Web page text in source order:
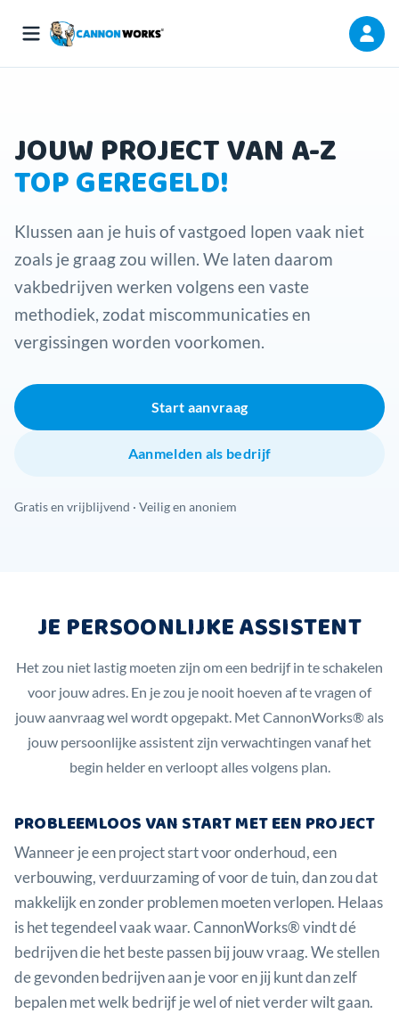
JOUW PROJECT VAN A-Z
TOP GEREGELD!
Klussen aan je huis of vastgoed lopen vaak niet
zoals je graag zou willen. We laten daarom
vakbedrijven werken volgens een vaste
methodiek, zodat miscommunicaties en
vergissingen worden voorkomen.
Start aanvraag
Aanmelden als bedrijf
Gratis en vrijblijvend · Veilig en anoniem
JE PERSOONLIJKE ASSISTENT
Het zou niet lastig moeten zijn om een bedrijf in te schakelen
voor jouw adres. En je zou je nooit hoeven af te vragen of
jouw aanvraag wel wordt opgepakt. Met CannonWorks® als
jouw persoonlijke assistent zijn verwachtingen vanaf het
begin helder en verloopt alles volgens plan.
PROBLEEMLOOS VAN START MET EEN PROJECT
Wanneer je een project start voor onderhoud, een
verbouwing, verduurzaming of voor de tuin, dan zou dat
makkelijk en zonder problemen moeten verlopen. Helaas
is het tegendeel vaak waar. CannonWorks® vindt dé
bedrijven die het beste passen bij jouw vraag. We stellen
de gevonden bedrijven aan je voor en jij kunt dan zelf
bepalen met welk bedrijf je wel of niet verder wilt gaan.